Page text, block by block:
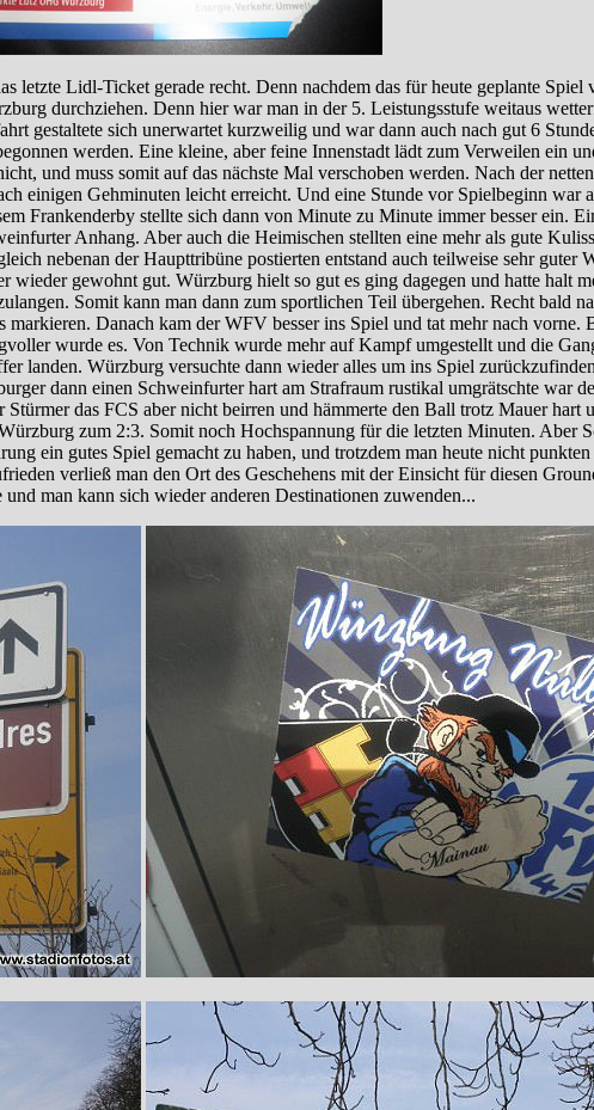
Lidl-Ticket gerade recht. Denn nachdem das für heute geplante
durchziehen. Denn hier war man in der 5. Leistungsstufe weitaus
gestaltete sich unerwartet kurzweilig und war dann auch nach gut 6
werden. Eine kleine, aber feine Innenstadt lädt zum Verweilen ein
und muss somit auf das nächste Mal verschoben werden. Nach der
einigen Gehminuten leicht erreicht. Und eine Stunde vor Spielbeginn
Frankenderby stellte sich dann von Minute zu Minute immer besser ein.
Anhang. Aber auch die Heimischen stellten eine mehr als gute
nebenan der Haupttribüne postierten entstand auch teilweise sehr guter
gewohnt gut. Würzburg hielt so gut es ging dagegen und hatte halt
Somit kann man dann zum sportlichen Teil übergehen. Recht bald
Danach kam der WFV besser ins Spiel und tat mehr nach
wurde es. Von Technik wurde mehr auf Kampf umgestellt und die
landen. Würzburg versuchte dann wieder alles um ins Spiel
dann einen Schweinfurter hart am Strafraum rustikal umgrätschte war
das FCS aber nicht beirren und hämmerte den Ball trotz Mauer
zum 2:3. Somit noch Hochspannung für die letzten Minuten. Aber
ein gutes Spiel gemacht zu haben, und trotzdem man heute nicht
verließ man den Ort des Geschehens mit der Einsicht für diesen
man kann sich wieder anderen Destinationen zuwenden...